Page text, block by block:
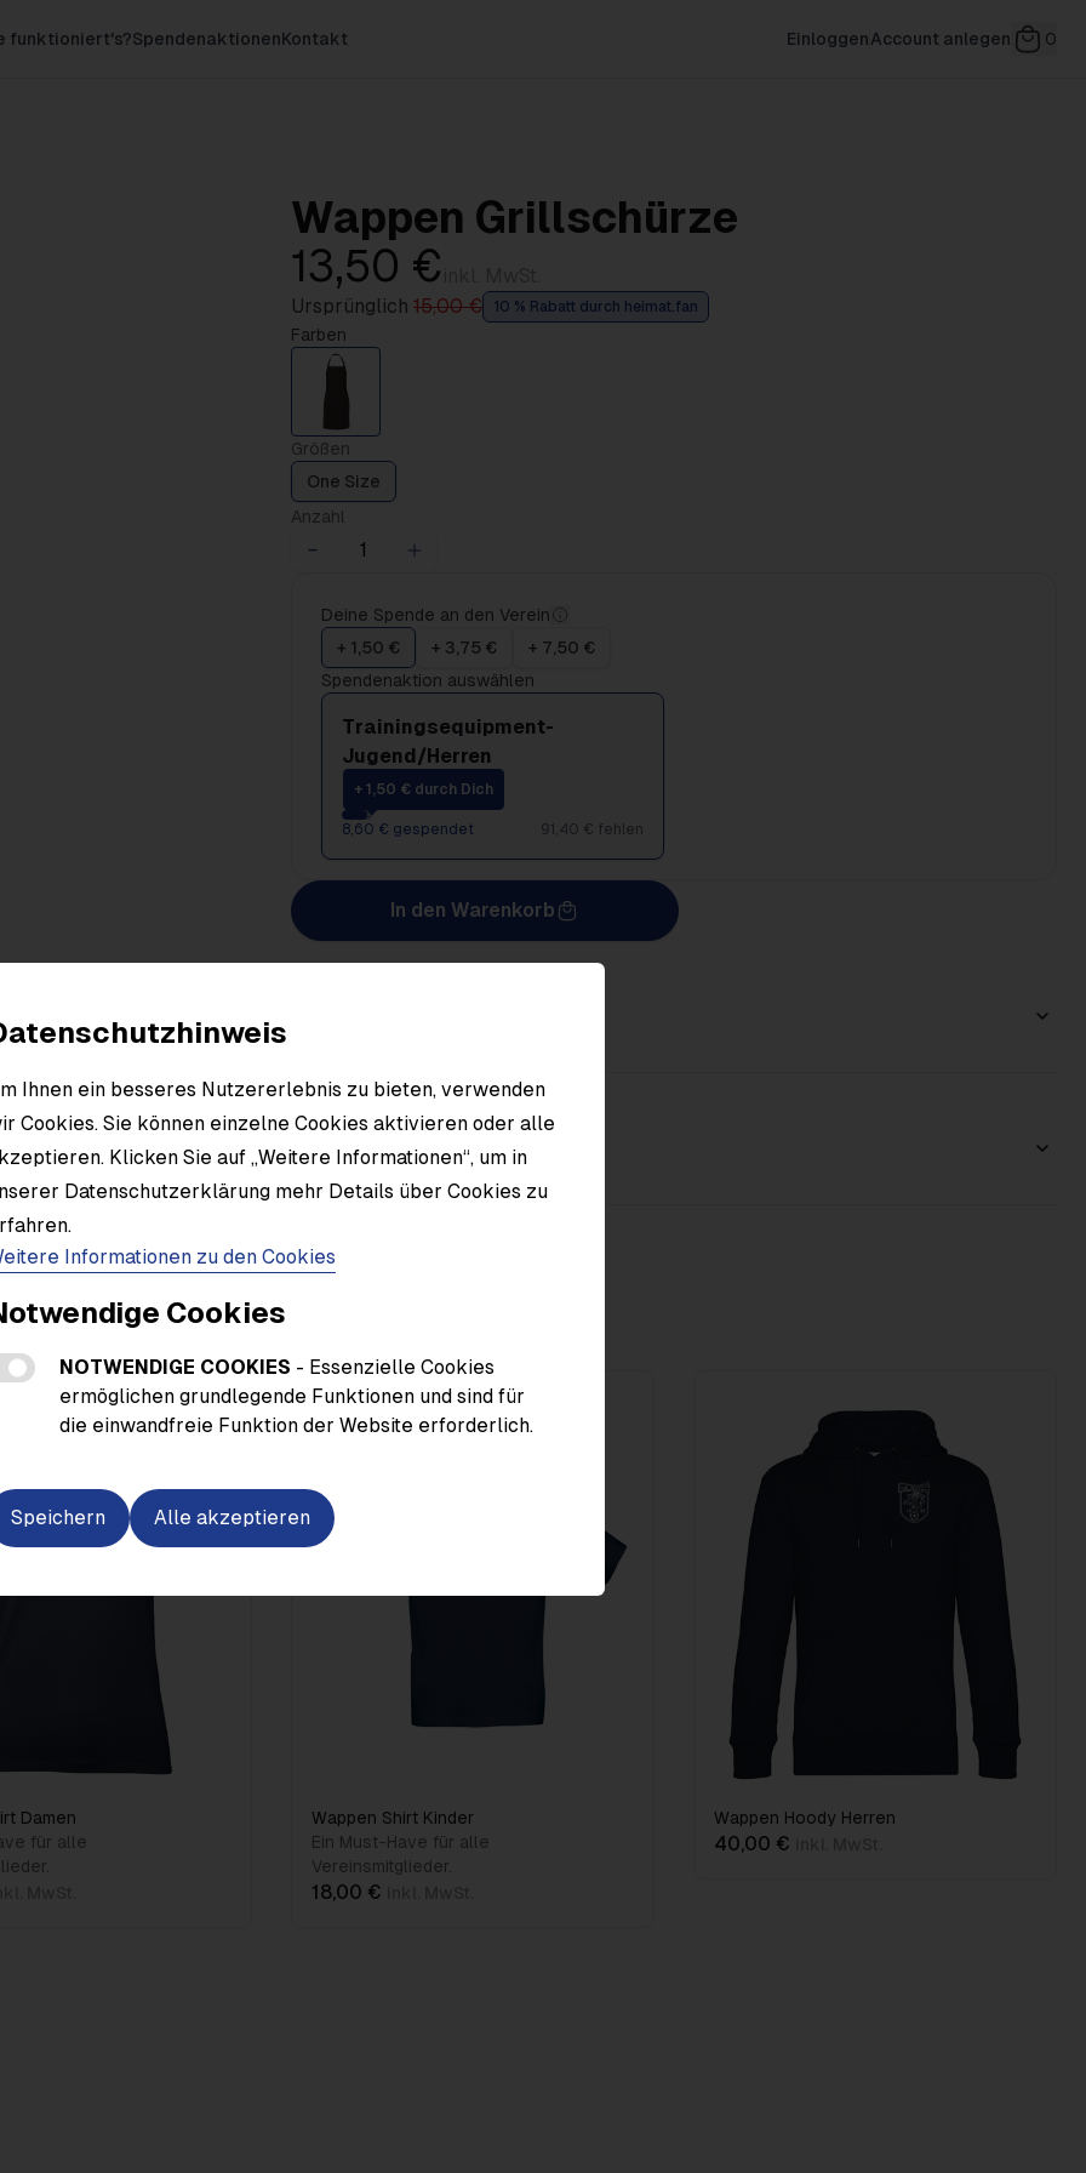
Ihnen ein besseres Nutzererlebnis zu bieten, verwenden
Cookies. Sie können einzelne Cookies aktivieren oder alle
Klicken Sie auf „Weitere Informationen“, um in
Datenschutzerklärung mehr Details über Cookies zu
Informationen zu den Cookies
Cookies
NOTWENDIGE COOKIES - Essenzielle Cookies
ermöglichen grundlegende Funktionen und sind für
die einwandfreie Funktion der Website erforderlich.
Speichern Alle akzeptieren
funktioniert's?SpendenaktionenKontakt EinloggenAccount anlegen 0
Wappen Grillschürze
13,50 €
Ursprünglich 15,00 € 10 % Rabatt durch heimat.fan
Farben
Größen
One Size
Anzahl
Deine Spende an den Verein
+ 1,50 €
+ 3,75 €
+ 7,50 €
Spendenaktion auswählen
Trainingsequipment-
Jugend/Herren
+ 1,50 € durch Dich
8,60 € gespendet 91,40 € fehlen
In den Warenkorb
Material
Damen
für alle
Wappen Shirt Kinder
Ein Must-Have für alle
Vereinsmitglieder.
18,00 €
Wappen Hoody Herren
40,00 €